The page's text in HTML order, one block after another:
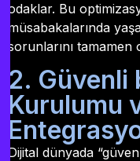
odaklar. Bu
müsabakalarında
sorunlarını tamamen
2.
Kurulumu
Dijital dünyada